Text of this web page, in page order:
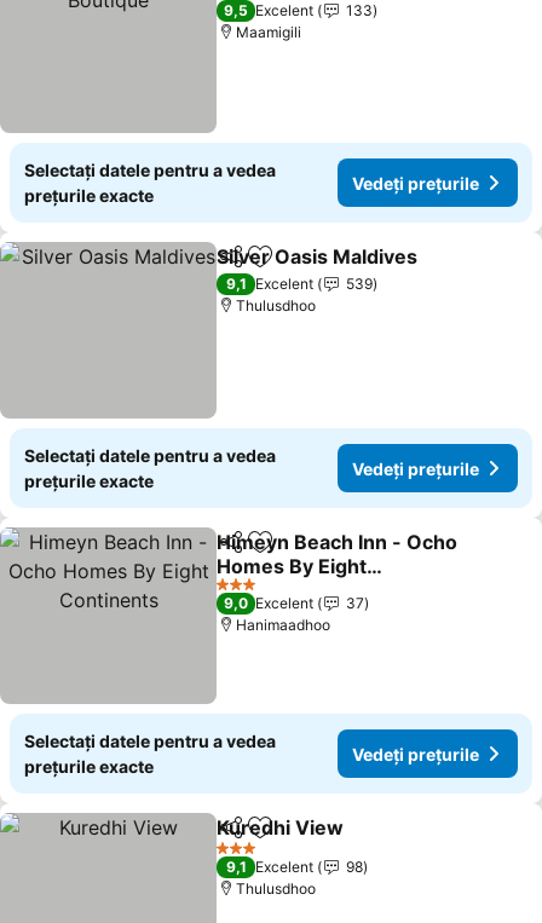
9,5 Excelent
133
Maamigili
Selectați datele pentru a vedea
prețurile exacte
Vedeți prețurile
DistribuițiAdăugaţi la favorite
Silver Oasis Maldives
9,1 Excelent
539
Thulusdhoo
Selectați datele pentru a vedea
prețurile exacte
Vedeți prețurile
DistribuițiAdăugaţi la favorite
Himeyn Beach Inn - Ocho
Homes By Eight
Continents
Vedeți prețurile
3 Stele
9,0 Excelent
37
Hanimaadhoo
Selectați datele pentru a vedea
prețurile exacte
Vedeți prețurile
DistribuițiAdăugaţi la favorite
Kuredhi View
3 Stele
9,1 Excelent
98
Thulusdhoo